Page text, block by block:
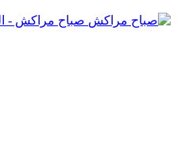
صباح مراكش -